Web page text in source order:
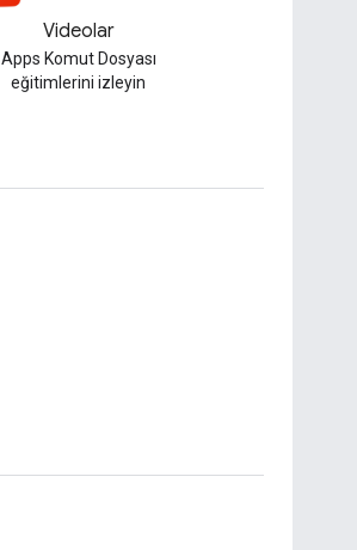
Videolar
Apps Komut Dosyası
eğitimlerini izleyin